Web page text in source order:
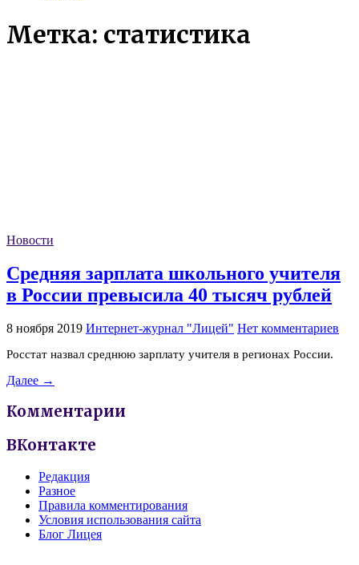
Метка: статистика
Новости
Средняя зарплата школьного учителя
в России превысила 40 тысяч рублей
8 ноября 2019 Интернет-журнал "Лицей" Нет комментариев
Росстат назвал среднюю зарплату учителя в регионах России.
Далее →
Комментарии
ВКонтакте
Редакция
Разное
Правила комментирования
Условия использования сайта
Блог Лицея